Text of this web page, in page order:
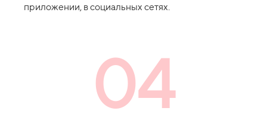
приложении, в социальных сетях.
04